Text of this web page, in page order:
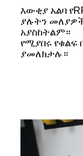
እውቂያ አልባ
ያሉትን
አያስከትልም።
የሚያበሩ የቁልፍ
ያመለክታሉ።